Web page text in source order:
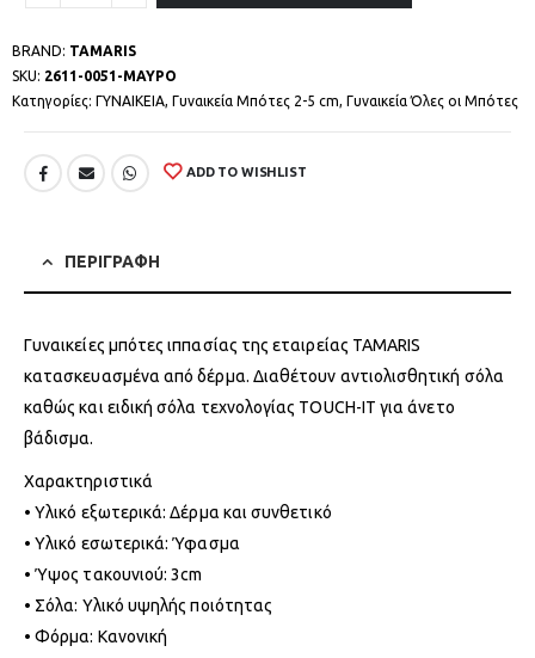
BRAND: TAMARIS
SKU: 2611-0051-ΜΑΥΡΟ
Κατηγορίες: ΓΥΝΑΙΚΕΙΑ, Γυναικεία Μπότες 2-5 cm, Γυναικεία Όλες οι Μπότες
ADD TO WISHLIST
ΠΕΡΙΓΡΑΦΗ
Γυναικείες μπότες ιππασίας της εταιρείας TAMARIS
κατασκευασμένα από δέρμα. Διαθέτουν αντιολισθητική σόλα
καθώς και ειδική σόλα τεχνολογίας TOUCH-IT για άνετο
βάδισμα.
Χαρακτηριστικά
• Υλικό εξωτερικά: Δέρμα και συνθετικό
• Υλικό εσωτερικά: Ύφασμα
• Ύψος τακουνιού: 3cm
• Σόλα: Υλικό υψηλής ποιότητας
• Φόρμα: Κανονική